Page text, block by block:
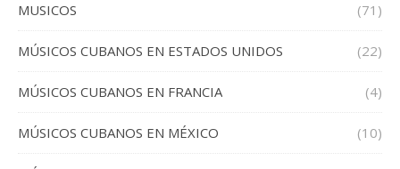
MUSICOS (71)
MÚSICOS CUBANOS EN ESTADOS UNIDOS (22)
MÚSICOS CUBANOS EN FRANCIA (4)
MÚSICOS CUBANOS EN MÉXICO (10)